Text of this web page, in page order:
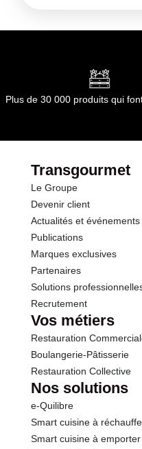
Kilojoules
dont Acides gras
dont Sucres
Fibres
Protéines
Sel
Plus de 30 000 produits qui
Transgourmet
Le Groupe
Devenir client
Actualités et événements
Publications
Marques exclusives
Partenaires
Solutions
Recrutement
Vos métiers
Restauration
Boulangerie-Pâtisserie
Restauration Collective
Nos solutions
e-Quilibre
Smart cuisine à
Smart cuisine à emporter